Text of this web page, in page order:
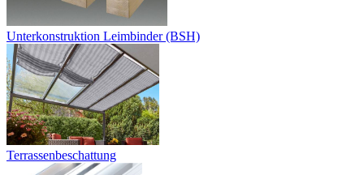
Unterkonstruktion Leimbinder (BSH)
Terrassenbeschattung